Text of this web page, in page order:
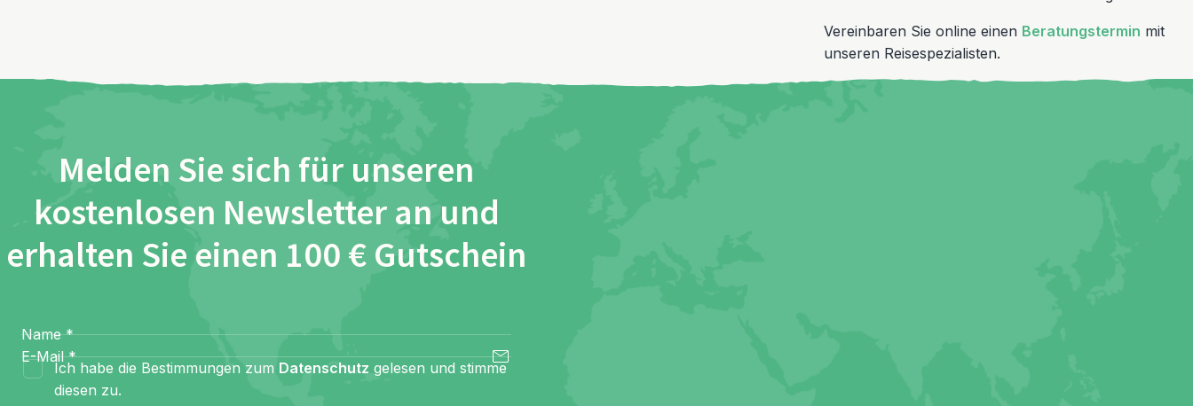
Vereinbaren Sie online einen Beratungstermin mit
unseren Reisespezialisten.
Melden Sie sich für unseren
kostenlosen Newsletter an und
erhalten Sie einen 100 € Gutschein
Name *
E-Mail *
Ich habe die Bestimmungen zum Datenschutz gelesen und stimme
diesen zu.